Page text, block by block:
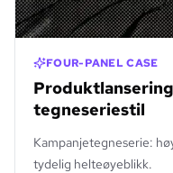
FOUR-PANEL CASE
tegneseriestil
Kampanjetegneserie:
tydelig helteøyeblikk.